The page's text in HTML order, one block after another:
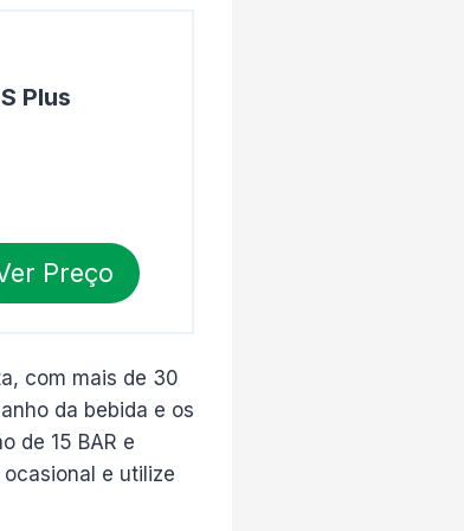
Plus
Preço
com mais de 30
da bebida e os
de 15 BAR e
e utilize